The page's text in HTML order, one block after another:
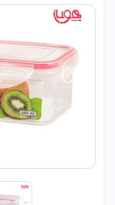
مراقبت شخصی
سرویس های
چینی زرین
لوازم خانه